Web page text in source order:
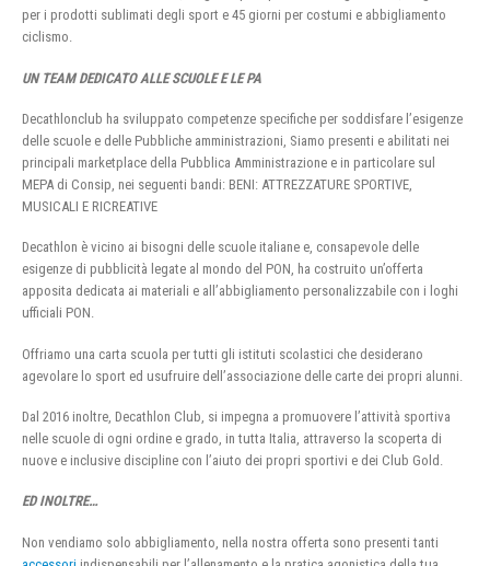
per i prodotti sublimati degli sport e 45 giorni per costumi e abbigliamento
ciclismo.
UN TEAM DEDICATO ALLE SCUOLE E LE PA
Decathlonclub ha sviluppato competenze specifiche per soddisfare l’esigenze
delle scuole e delle Pubbliche amministrazioni, Siamo presenti e abilitati nei
principali marketplace della Pubblica Amministrazione e in particolare sul
MEPA di Consip, nei seguenti bandi: BENI: ATTREZZATURE SPORTIVE,
MUSICALI E RICREATIVE
Decathlon è vicino ai bisogni delle scuole italiane e, consapevole delle
esigenze di pubblicità legate al mondo del PON, ha costruito un’offerta
apposita dedicata ai materiali e all’abbigliamento personalizzabile con i loghi
ufficiali PON.
Offriamo una carta scuola per tutti gli istituti scolastici che desiderano
agevolare lo sport ed usufruire dell’associazione delle carte dei propri alunni.
Dal 2016 inoltre, Decathlon Club, si impegna a promuovere l’attività sportiva
nelle scuole di ogni ordine e grado, in tutta Italia, attraverso la scoperta di
nuove e inclusive discipline con l’aiuto dei propri sportivi e dei Club Gold.
ED INOLTRE…
Non vendiamo solo abbigliamento, nella nostra offerta sono presenti tanti